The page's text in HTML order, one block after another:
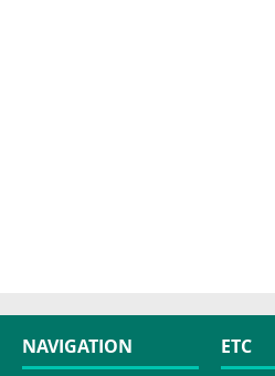
NAVIGATION ETC